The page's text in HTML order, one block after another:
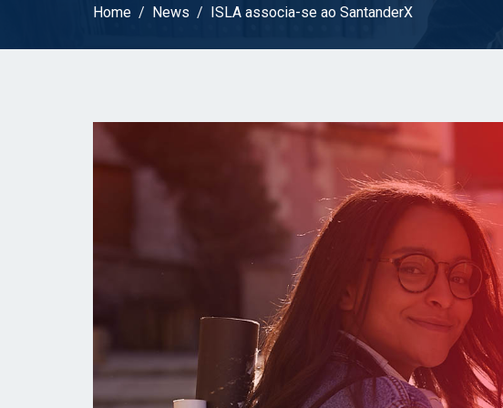
Home News ISLA associa-se ao SantanderX